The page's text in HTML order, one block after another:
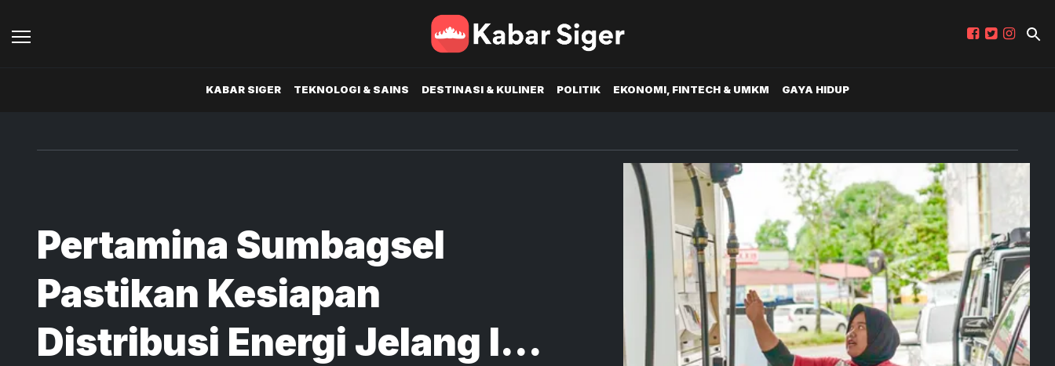
KABAR SIGER TEKNOLOGI & SAINS DESTINASI & KULINER POLITIK EKONOMI, FINTECH & UMKM GAYA HIDUP
Pertamina Sumbagsel
Pastikan Kesiapan
Distribusi Energi Jelang Idul